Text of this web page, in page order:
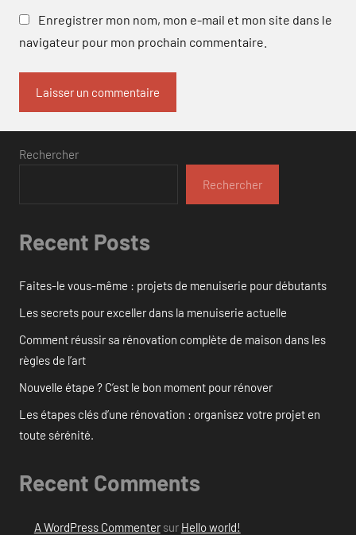
Enregistrer mon nom, mon e-mail et mon site dans le
navigateur pour mon prochain commentaire.
Rechercher
Rechercher
Recent Posts
Faites-le vous-même : projets de menuiserie pour débutants
Les secrets pour exceller dans la menuiserie actuelle
Comment réussir sa rénovation complète de maison dans les
règles de l’art
Nouvelle étape ? C’est le bon moment pour rénover
Les étapes clés d’une rénovation : organisez votre projet en
toute sérénité.
Recent Comments
A WordPress Commentersur Hello world!